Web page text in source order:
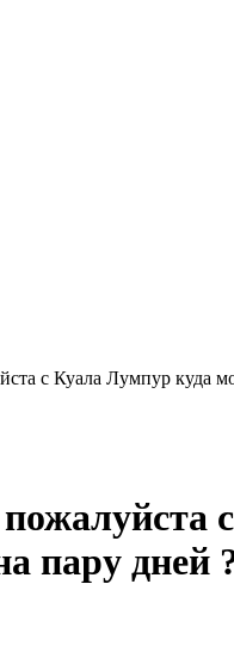
с Куала Лумпур куда
пару дней